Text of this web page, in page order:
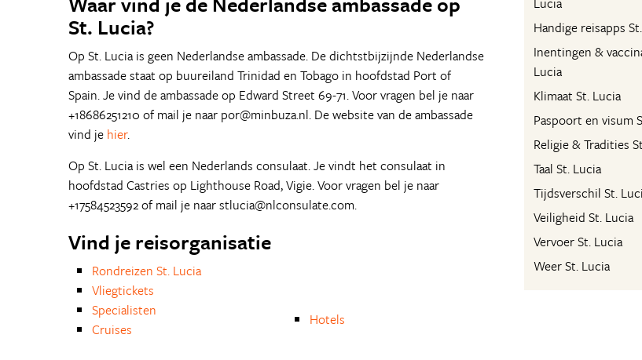
Handige reisapps
Inentingen &
Lucia
Klimaat St. Lucia
Paspoort en visum
Religie & Tradities
Taal St. Lucia
Tijdsverschil St.
Veiligheid St. Lucia
Vervoer St. Lucia
Weer St. Lucia
St. Lucia?
Op St. Lucia is geen Nederlandse ambassade. De dichtstbijzijnde Nederlandse
ambassade staat op buureiland Trinidad en Tobago in hoofdstad Port of
Spain. Je vind de ambassade op Edward Street 69-71. Voor vragen bel je naar
+18686251210 of mail je naar por@minbuza.nl. De website van de ambassade
vind je hier.
Op St. Lucia is wel een Nederlands consulaat. Je vindt het consulaat in
hoofdstad Castries op Lighthouse Road, Vigie. Voor vragen bel je naar
+17584523592 of mail je naar stlucia@nlconsulate.com.
Vind je reisorganisatie
Rondreizen St. Lucia
Vliegtickets
Specialisten
Cruises
Hotels